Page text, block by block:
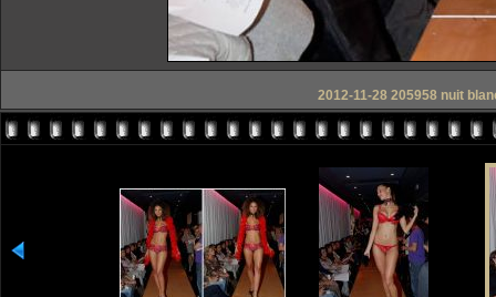
2012-11-28 205958 nuit